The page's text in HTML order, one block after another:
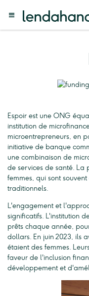
Espoir est une ONG
institution de
microentrepreneurs, en
initiative de banque
une combinaison de
de services de santé. La
femmes, qui sont
traditionnels.
L'engagement et
significatifs. L'institution
prêts chaque année,
dollars. En juin 2023, ils
étaient des femmes.
faveur de l'inclusion
développement et